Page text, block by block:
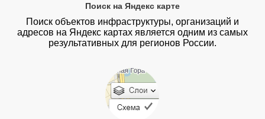
Поиск на Яндекс карте
Поиск объектов инфраструктуры, организаций и
адресов на Яндекс картах является одним из самых
результативных для регионов России.